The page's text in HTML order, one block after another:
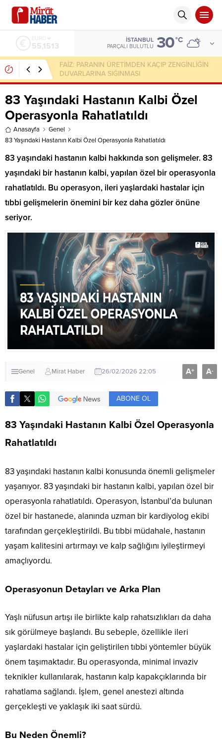
6.635,91
İSTANBUL
PARÇALI BULUTLU 30°C
Mesut Yılmaz Fetöyü Sakın Araştırma, Ecevit
Hükümeti Yıkar
83 Yaşındaki Hastanın Kalbi Özel
Operasyonla Rahatlatıldı
Anasayfa
Genel
83 Yaşındaki Hastanın Kalbi Özel Operasyonla Rahatlatıldı
83 yaşındaki hastanın kalbi hakkında son gelişmeler. 83
yaşındaki bir hastanın kalbi, yapılan özel bir operasyonla
rahatlatıldı. Bu operasyon, ileri yaşlardaki hastalar için
tıbbi gelişmelerin önemini bir kez daha gözler önüne
seriyor.
Genel Mirat Haber 26/02/2026 22:05 A+ A-
ABONE OL
83 Yaşındaki Hastanın Kalbi Özel Operasyonla
Rahatlatıldı
83 yaşındaki hastanın kalbi konusunda önemli gelişmeler
yaşanıyor. 83 yaşındaki bir hastanın kalbi, yapılan özel bir
operasyonla rahatlatıldı. Operasyon, İstanbul’da bulunan
özel bir hastanede, alanında uzman bir kardiyolog ekibi
tarafından gerçekleştirildi. Bu tıbbi müdahale, hastanın
yaşam kalitesini artırmayı ve kalp sağlığını iyileştirmeyi
amaçlıyordu.
Operasyonun Detayları ve Arka Plan
Yaşlı nüfusun artışı ile birlikte kalp rahatsızlıkları da daha
sık görülmeye başlandı. Bu sebeple, özellikle ileri
yaşlardaki hastalar için geliştirilen tıbbi yöntemler büyük
önem taşımaktadır. Bu operasyonda, minimal invaziv
teknikler kullanılarak, hastanın kalp kapakçıklarında bir
rahatlama sağlandı. İşlem, genel anestezi altında
gerçekleşti ve yaklaşık iki saat sürdü.
Bu Neden Önemli?